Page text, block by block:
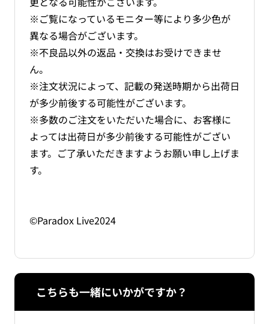
※ご覧になっているモニター等により多少色が
異なる場合がございます。
※不良品以外の返品・交換はお受けできませ
ん。
※注文状況によって、記載の発送時期から出荷日
が多少前後する可能性がございます。
※多数のご注文をいただいた場合に、お客様に
よっては出荷日が多少前後する可能性がござい
ます。ご了承いただきますようお願い申し上げま
す。
©Paradox Live2024
こちらも一緒にいかがですか？